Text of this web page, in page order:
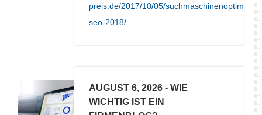
preis.de/2017/10/05/
seo-2018/
AUGUST 6, 2026 - WIE
WICHTIG IST EIN